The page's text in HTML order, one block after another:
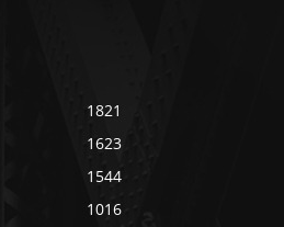
1821
1623
1544
1016